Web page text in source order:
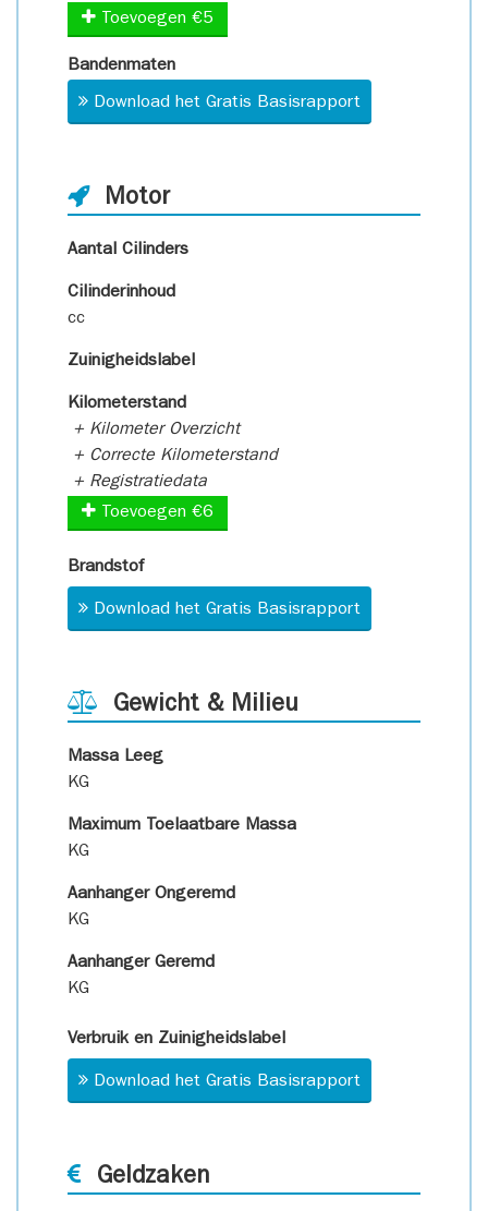
Toevoegen €5
Bandenmaten
Download het Gratis Basisrapport
Motor
Aantal Cilinders
Cilinderinhoud
cc
Zuinigheidslabel
Kilometerstand
+ Kilometer Overzicht
+ Correcte Kilometerstand
+ Registratiedata
Toevoegen €6
Brandstof
Download het Gratis Basisrapport
Gewicht & Milieu
Massa Leeg
KG
Maximum Toelaatbare Massa
KG
Aanhanger Ongeremd
KG
Aanhanger Geremd
KG
Verbruik en Zuinigheidslabel
Download het Gratis Basisrapport
Geldzaken